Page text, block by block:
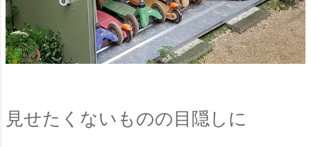
見せたくないものの目隠しに